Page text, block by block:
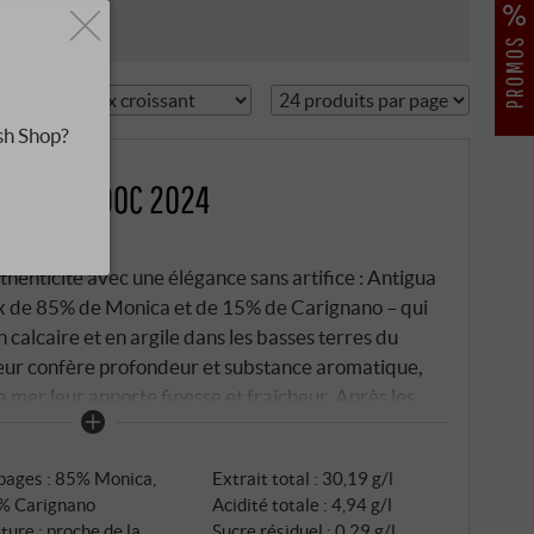
DOC 2024
avec une élégance sans artifice : Antigua
85% de Monica et de 15% de Carignano – qui
calcaire et en argile dans les basses terres du
confère profondeur et substance aromatique,
leur apporte finesse et fraîcheur. Après les
traditionnelle avec remontages, puis le
: 85% Monica,
Carignano
Extrait total : 30,19 g/l
Acidité totale : 4,94 g/l
Shop?